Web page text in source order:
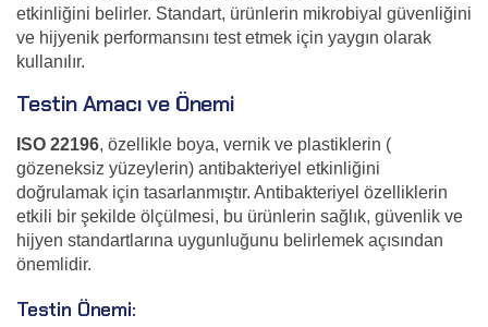
etkinliğini belirler. Standart, ürünlerin mikrobiyal güvenliğini
ve hijyenik performansını test etmek için yaygın olarak
kullanılır.
Testin Amacı ve Önemi
ISO 22196, özellikle boya, vernik ve plastiklerin (
gözeneksiz yüzeylerin) antibakteriyel etkinliğini
doğrulamak için tasarlanmıştır. Antibakteriyel özelliklerin
etkili bir şekilde ölçülmesi, bu ürünlerin sağlık, güvenlik ve
hijyen standartlarına uygunluğunu belirlemek açısından
önemlidir.
Testin Önemi: